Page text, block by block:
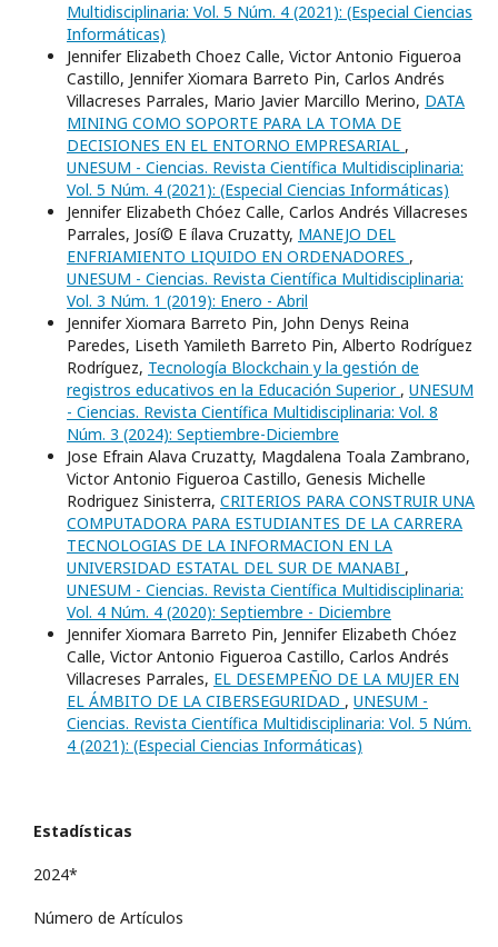
Multidisciplinaria: Vol. 5 Núm. 4 (2021): (Especial Ciencias
Informáticas)
Jennifer Elizabeth Choez Calle, Victor Antonio Figueroa
Castillo, Jennifer Xiomara Barreto Pin, Carlos Andrés
Villacreses Parrales, Mario Javier Marcillo Merino, DATA
MINING COMO SOPORTE PARA LA TOMA DE
DECISIONES EN EL ENTORNO EMPRESARIAL ,
UNESUM - Ciencias. Revista Científica Multidisciplinaria:
Vol. 5 Núm. 4 (2021): (Especial Ciencias Informáticas)
Jennifer Elizabeth Chóez Calle, Carlos Andrés Villacreses
Parrales, Josí© E ílava Cruzatty, MANEJO DEL
ENFRIAMIENTO LIQUIDO EN ORDENADORES ,
UNESUM - Ciencias. Revista Científica Multidisciplinaria:
Vol. 3 Núm. 1 (2019): Enero - Abril
Jennifer Xiomara Barreto Pin, John Denys Reina
Paredes, Liseth Yamileth Barreto Pin, Alberto Rodríguez
Rodríguez, Tecnología Blockchain y la gestión de
registros educativos en la Educación Superior , UNESUM
- Ciencias. Revista Científica Multidisciplinaria: Vol. 8
Núm. 3 (2024): Septiembre-Diciembre
Jose Efrain Alava Cruzatty, Magdalena Toala Zambrano,
Victor Antonio Figueroa Castillo, Genesis Michelle
Rodriguez Sinisterra, CRITERIOS PARA CONSTRUIR UNA
COMPUTADORA PARA ESTUDIANTES DE LA CARRERA
TECNOLOGIAS DE LA INFORMACION EN LA
UNIVERSIDAD ESTATAL DEL SUR DE MANABI ,
UNESUM - Ciencias. Revista Científica Multidisciplinaria:
Vol. 4 Núm. 4 (2020): Septiembre - Diciembre
Jennifer Xiomara Barreto Pin, Jennifer Elizabeth Chóez
Calle, Victor Antonio Figueroa Castillo, Carlos Andrés
Villacreses Parrales, EL DESEMPEÑO DE LA MUJER EN
EL ÁMBITO DE LA CIBERSEGURIDAD , UNESUM -
Ciencias. Revista Científica Multidisciplinaria: Vol. 5 Núm.
4 (2021): (Especial Ciencias Informáticas)
Estadísticas
2024*
Número de Artículos